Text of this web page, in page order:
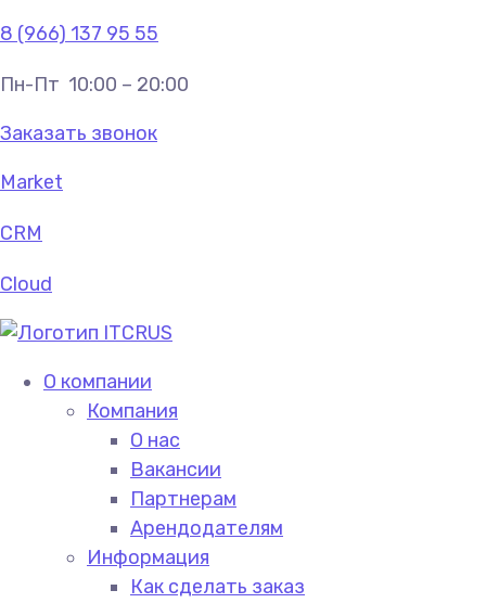
8 (966) 137 95 55
Пн-Пт 10:00 – 20:00
Заказать звонок
Market
CRM
Cloud
О компании
Компания
О нас
Вакансии
Партнерам
Арендодателям
Информация
Как сделать заказ